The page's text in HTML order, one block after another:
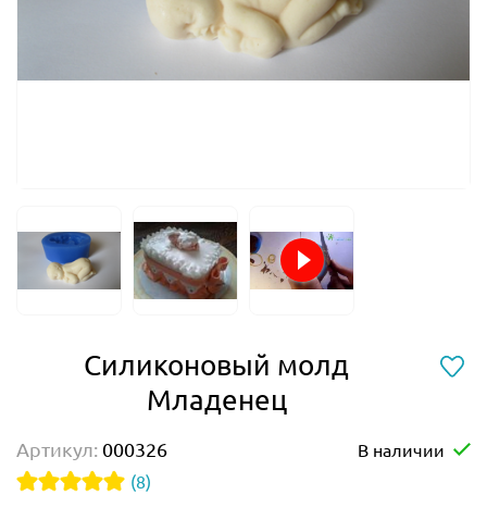
Силиконовый молд
Младенец
Артикул: 000326
В наличии
(8)